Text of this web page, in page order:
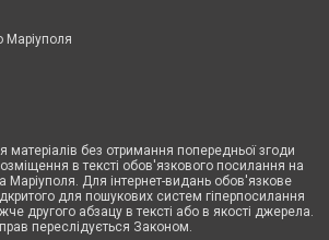
Маріуполя
матеріалів без отримання попередньої згоди
в тексті обов'язкового посилання на
Маріуполя. Для інтернет-видань обов'язкове
для пошукових систем гіперпосилання
другого абзацу в тексті або в якості джерела.
переслідується Законом.